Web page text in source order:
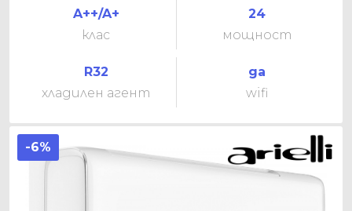
A++/A+
клас
24
мощност
R32
хладилен агент
да
wifi
-6%